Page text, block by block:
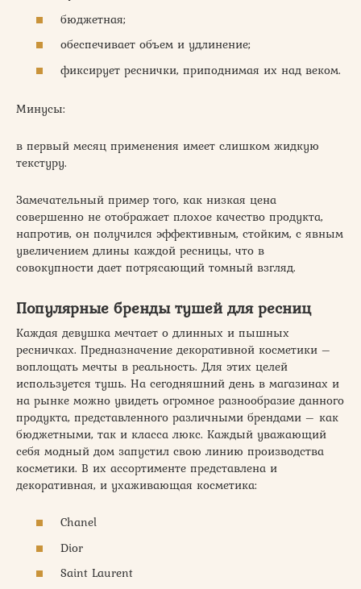
бюджетная;
обеспечивает объем и удлинение;
фиксирует реснички, приподнимая их над веком.
Минусы:
в первый месяц применения имеет слишком жидкую
текстуру.
Замечательный пример того, как низкая цена
совершенно не отображает плохое качество продукта,
напротив, он получился эффективным, стойким, с явным
увеличением длины каждой ресницы, что в
совокупности дает потрясающий томный взгляд.
Популярные бренды тушей для ресниц
Каждая девушка мечтает о длинных и пышных
ресничках. Предназначение декоративной косметики –
воплощать мечты в реальность. Для этих целей
используется тушь. На сегодняшний день в магазинах и
на рынке можно увидеть огромное разнообразие данного
продукта, представленного различными брендами – как
бюджетными, так и класса люкс. Каждый уважающий
себя модный дом запустил свою линию производства
косметики. В их ассортименте представлена и
декоративная, и ухаживающая косметика:
Chanel
Dior
Saint Laurent